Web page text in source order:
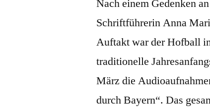
Nach einem Gedenken
Schriftführerin Anna
Auftakt war der Hofball
traditionelle
März die
durch Bayern“. Das